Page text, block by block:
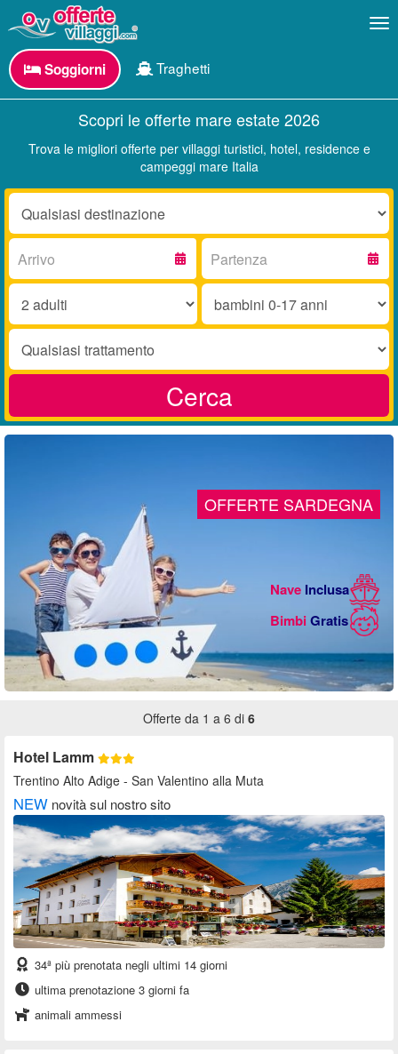
Soggiorni Traghetti
Scopri le offerte mare estate 2026
Trova le migliori offerte per villaggi turistici, hotel, residence e
campeggi mare Italia
Destinazione:
Arrivo: Partenza:
Adulti:
Bambini
17
Trattamento:
Cerca
OFFERTE SARDEGNA
NaveInclusa
Bimbi Gratis
Offerte da 1 a 6 di 6
Hotel Lamm
Trentino Alto Adige - San Valentino alla Muta
NEW novità sul nostro sito
34ª più prenotata negli ultimi 14 giorni
ultima prenotazione 3 giorni fa
animali ammessi